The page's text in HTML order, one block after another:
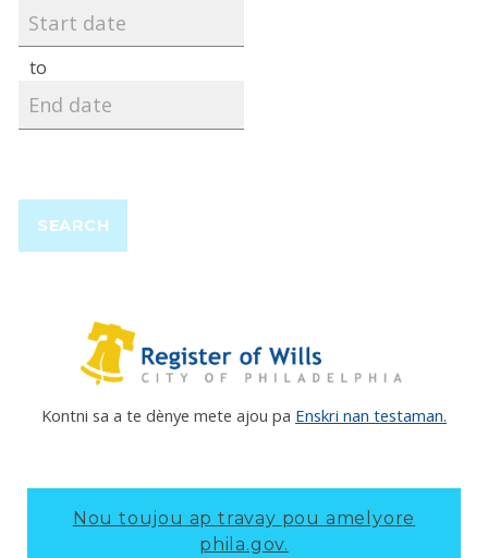
to
SEARCH
Kontni sa a te dènye mete ajou pa Enskri nan testaman.
Nou toujou ap travay pou amelyore
phila.gov.